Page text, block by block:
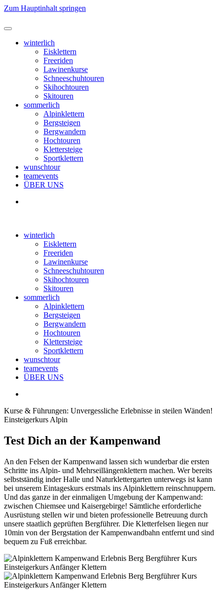
Zum Hauptinhalt springen
winterlich
Eisklettern
Freeriden
Lawinenkurse
Schneeschuhtouren
Skihochtouren
Skitouren
sommerlich
Alpinklettern
Bergsteigen
Bergwandern
Hochtouren
Klettersteige
Sportklettern
wunschtour
teamevents
ÜBER UNS
winterlich
Eisklettern
Freeriden
Lawinenkurse
Schneeschuhtouren
Skihochtouren
Skitouren
sommerlich
Alpinklettern
Bergsteigen
Bergwandern
Hochtouren
Klettersteige
Sportklettern
wunschtour
teamevents
ÜBER UNS
Kurse & Führungen: Unvergessliche Erlebnisse in steilen Wänden!
Einsteigerkurs Alpin
Test Dich an der Kampenwand
An den Felsen der Kampenwand lassen sich wunderbar die ersten
Schritte ins Alpin- und Mehrseillängenklettern machen. Wer bereits
selbstständig inder Halle und Naturklettergarten unterwegs ist kann
bei unserem Eintageskurs erstmals ins Alpinklettern reinschnuppern.
Und das ganze in der einmaligen Umgebung der Kampenwand:
zwischen Chiemsee und Kaisergebirge! Sämtliche erforderliche
Ausrüstung stellen wir und bieten professionelle Betreuung durch
unsere staatlich geprüften Bergführer. Die Kletterfelsen liegen nur
10min von der Bergstation der Kampenwandbahn entfernt und sind
bequem zu Fuß erreichbar.